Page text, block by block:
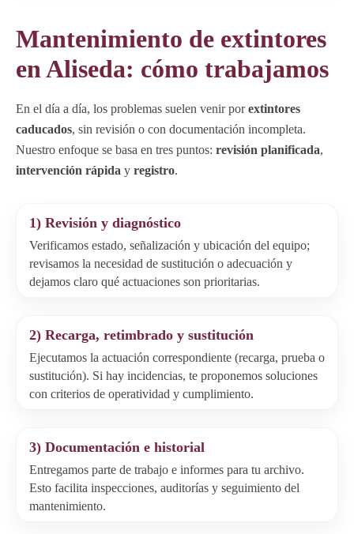
Mantenimiento de extintores
en Aliseda: cómo trabajamos
En el día a día, los problemas suelen venir porextintores
caducados, sin revisión o con documentación incompleta.
Nuestro enfoque se basa en tres puntos: revisión planificada,
intervención rápida y registro.
1) Revisión y diagnóstico
Verificamos estado, señalización y ubicación del equipo;
revisamos la necesidad de sustitución o adecuación y
dejamos claro qué actuaciones son prioritarias.
2) Recarga, retimbrado y sustitución
Ejecutamos la actuación correspondiente (recarga, prueba o
sustitución). Si hay incidencias, te proponemos soluciones
con criterios de operatividad y cumplimiento.
3) Documentación e historial
Entregamos parte de trabajo e informes para tu archivo.
Esto facilita inspecciones, auditorías y seguimiento del
mantenimiento.